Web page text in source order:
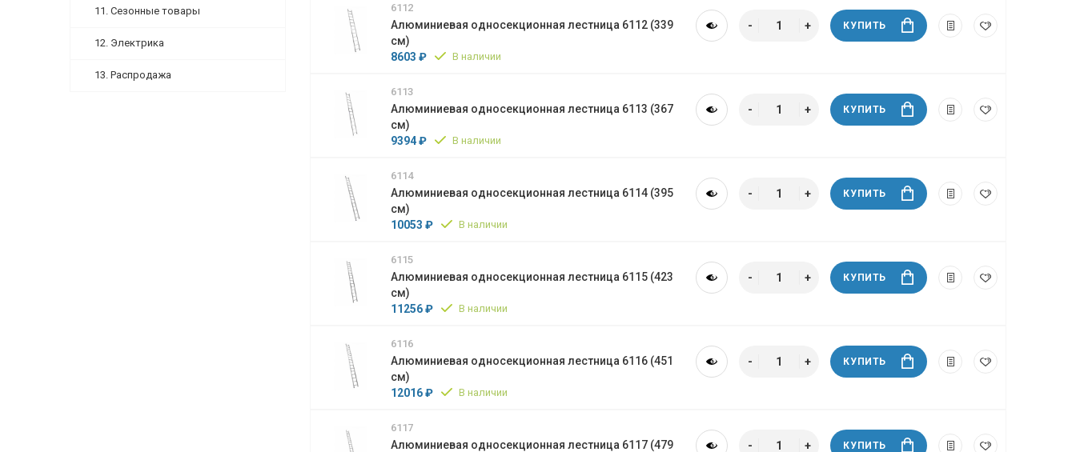
11. Сезонные товары
12. Электрика
13. Распродажа
6112
Алюминиевая односекционная лестница 6112 (339
см)
8603 ₽
В наличии
КУПИТЬ
6113
Алюминиевая односекционная лестница 6113 (367
см)
9394 ₽
В наличии
КУПИТЬ
6114
Алюминиевая односекционная лестница 6114 (395
см)
10053 ₽
В наличии
КУПИТЬ
6115
Алюминиевая односекционная лестница 6115 (423
см)
11256 ₽
В наличии
КУПИТЬ
6116
Алюминиевая односекционная лестница 6116 (451
см)
12016 ₽
В наличии
КУПИТЬ
6117
Алюминиевая односекционная лестница 6117 (479
КУПИТЬ